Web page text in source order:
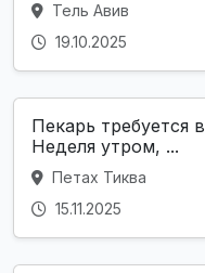
Тель Авив
19.10.2025
Пекарь требуется
Неделя утром, ...
Петах Тиква
15.11.2025